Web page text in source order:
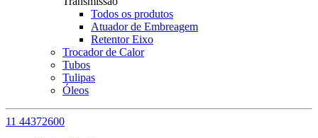
Todos os produtos
Atuador de Embreagem
Retentor Eixo
Trocador de Calor
Tubos
Tulipas
Óleos
11 44372600